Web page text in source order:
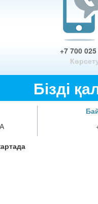
+7 700 025
Бізді